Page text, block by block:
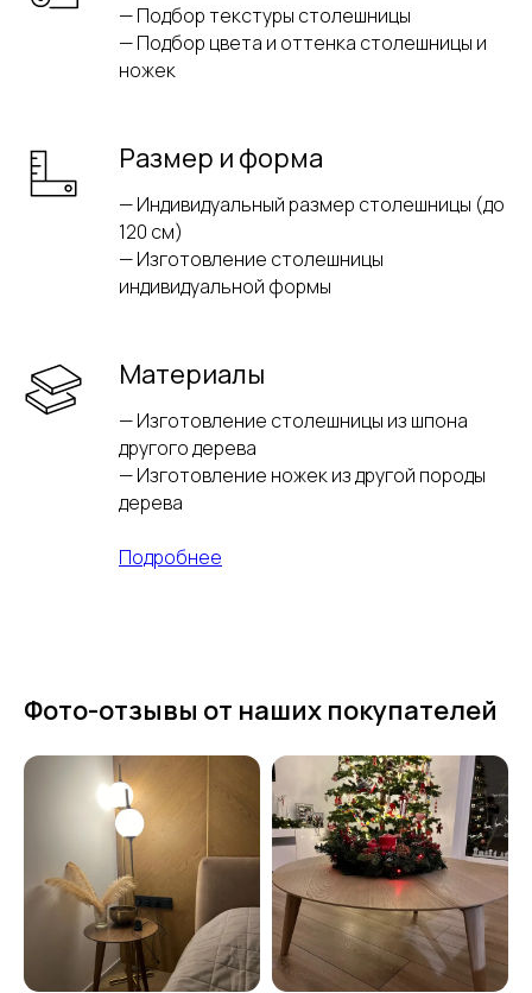
— Подбор текстуры столешницы
— Подбор цвета и оттенка столешницы и
ножек
Размер и форма
— Индивидуальный размер столешницы (до
120 см)
— Изготовление столешницы
индивидуальной формы
Материалы
— Изготовление столешницы из шпона
другого дерева
— Изготовление ножек из другой породы
дерева
Подробнее
Фото-отзывы от наших покупателей